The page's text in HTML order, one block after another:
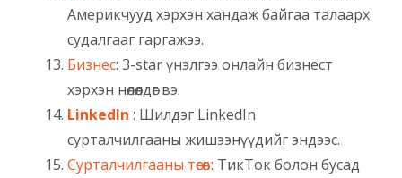
Америкчууд хэрхэн хандаж байгаа талаарх
судалгааг гаргажээ.
Бизнес: 3-star үнэлгээ онлайн бизнест
хэрхэн нөлөөлдөг вэ.
LinkedIn : Шилдэг LinkedIn
сурталчилгааны жишээнүүдийг эндээс.
Сурталчилгааны төсөв: ТикТок болон бусад